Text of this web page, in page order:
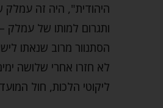
היהודית", היה זה עמלק
ותגרום למותו של עמלק
הסתנוור מרוב שנאתו
לא חזרו אחרי שלושה
ליקוטי הלכות, חול